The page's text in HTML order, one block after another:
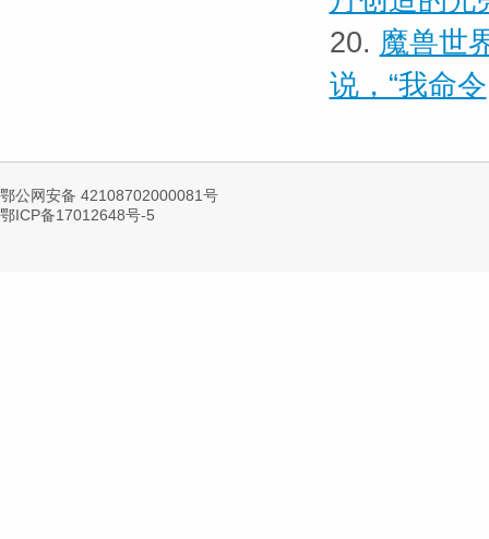
20. 魔兽世
说，“我命令
鄂公网安备 42108702000081号
鄂ICP备17012648号-5